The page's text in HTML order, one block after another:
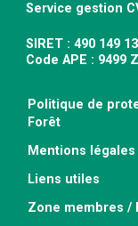
Service gestion
SIRET : 490 149
Code APE : 9499 Z
Politique de
Forêt
Mentions légales
Liens utiles
Zone membres /